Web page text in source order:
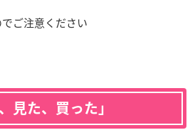
ご注意ください
見た、買った」